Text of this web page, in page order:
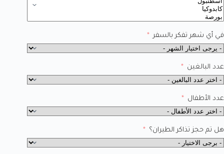
في أي شهر تفكر بالسفر
عدد البالغين
عدد الأطفال
هل تم حجز تذاكر الطيران؟